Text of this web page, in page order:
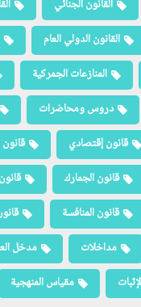
القانون الجنائي
القانون الدولي العام
المنازعات الجمركية
دروس ومحاضرات
قانون إقتصادي
قانون الجمارك
قانون المنافسة
مداخلات
مدخل
مقياس المنهجية